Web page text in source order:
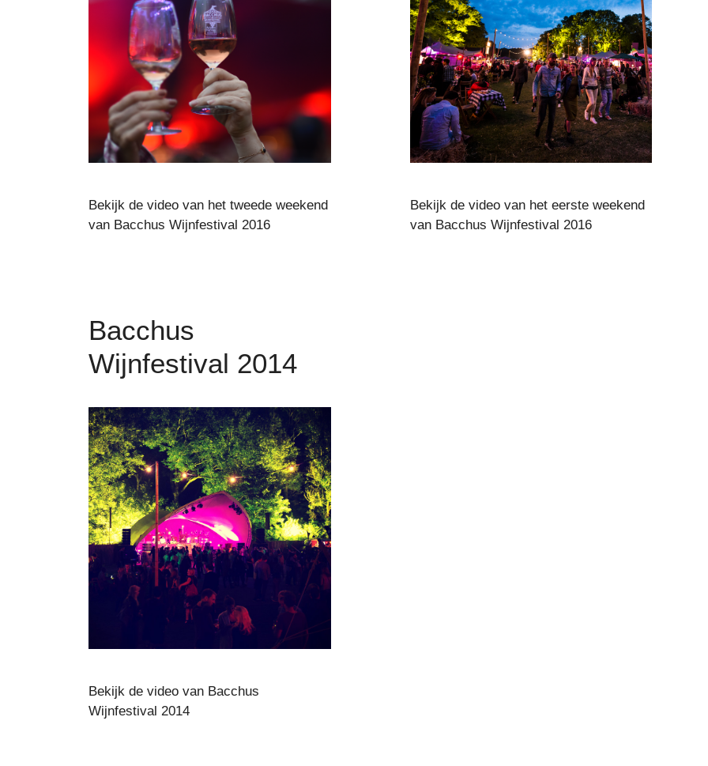
Bekijk de video van het tweede weekend
van Bacchus Wijnfestival 2016
Bekijk de video van het eerste weekend
van Bacchus Wijnfestival 2016
Bacchus
Wijnfestival 2014
Bekijk de video van Bacchus
Wijnfestival 2014